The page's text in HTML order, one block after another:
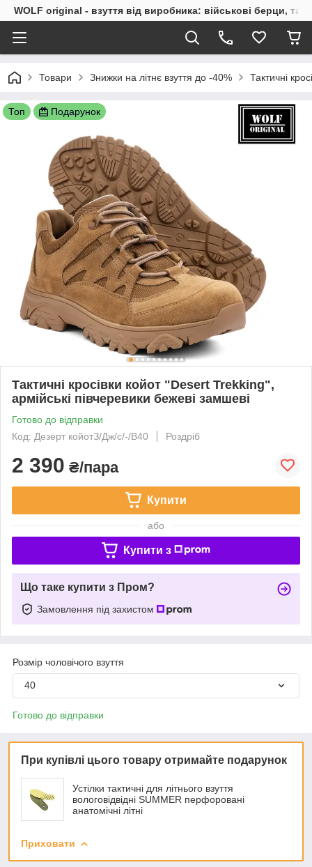
WOLF original - взуття від виробника: військові берци,
Товари Знижки на літнє взуття до -40% Тактичні
Топ Подарунок
Тактичні кросівки койот "Desert Trekking",
армійські півчеревики бежеві замшеві
Готово до відправки
Код: Дезерт койотЗ/Дж/с/-/В40
Роздріб
2 390 ₴/пара
Купити
або
Купити з
Що таке купити з Пром?
Замовлення під захистом
Розмір чоловічого взуття
40
Готово до відправки
При купівлі цього товару отримайте подарунок
Устілки тактичні для літнього взуття
вологовідвідні SUMMER перфоровані
анатомічні літні
Приховати